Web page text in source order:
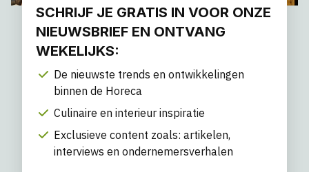
SCHRIJF JE GRATIS IN VOOR ONZE
NIEUWSBRIEF EN ONTVANG
WEKELIJKS:
De nieuwste trends en ontwikkelingen
binnen de Horeca
Culinaire en interieur inspiratie
Exclusieve content zoals: artikelen,
interviews en ondernemersverhalen